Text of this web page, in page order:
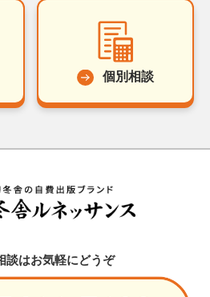
個別相談
談はお気軽にどうぞ